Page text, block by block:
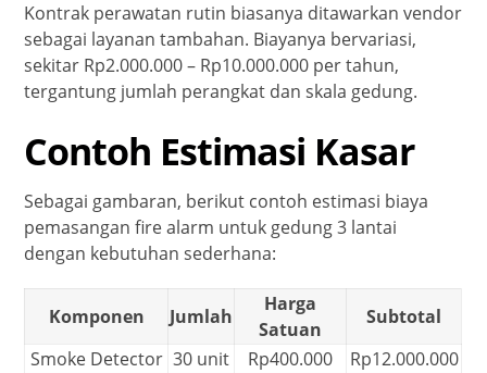
Kontrak perawatan rutin biasanya ditawarkan vendor
sebagai layanan tambahan. Biayanya bervariasi,
sekitar Rp2.000.000 – Rp10.000.000 per tahun,
tergantung jumlah perangkat dan skala gedung.
Contoh Estimasi Kasar
Sebagai gambaran, berikut contoh estimasi biaya
pemasangan fire alarm untuk gedung 3 lantai
dengan kebutuhan sederhana:
Komponen Jumlah
Harga
Satuan
Subtotal
Smoke Detector 30 unit Rp400.000
Rp12.000.000